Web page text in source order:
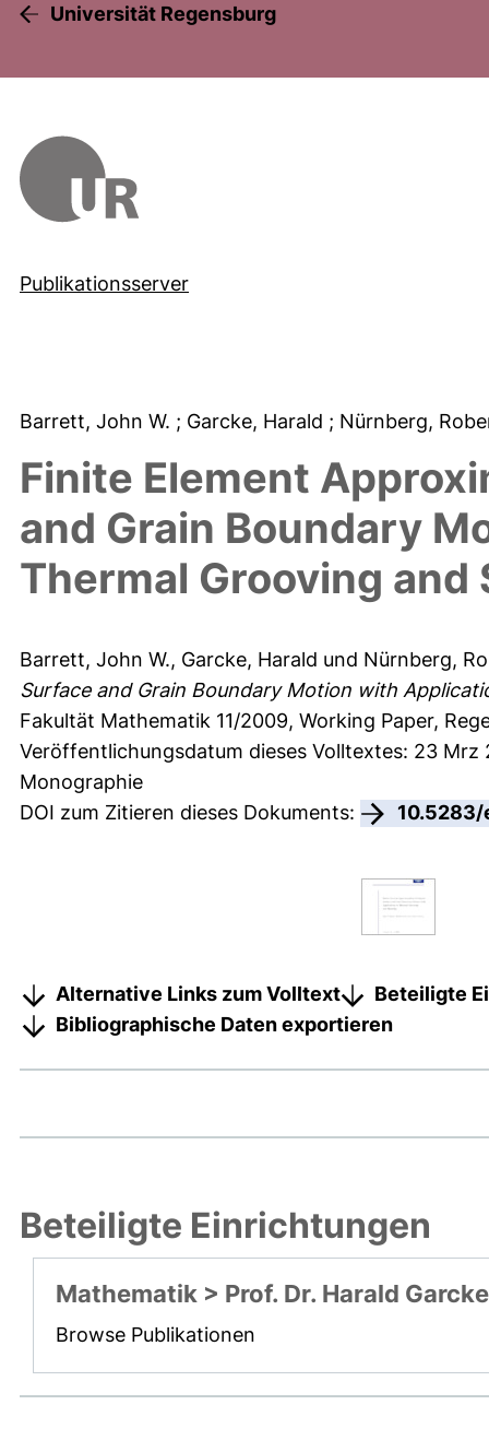
Universität Regensburg
Publikationsserver
Barrett, John W. ; Garcke, Harald ; Nürnberg,
Finite Element
and Grain Boundary
Thermal Grooving and
Barrett, John W., Garcke, Harald und Nürnberg,
Surface and Grain Boundary Motion with
Fakultät Mathematik 11/2009, Working Paper,
Veröffentlichungsdatum dieses Volltextes: 23 Mrz
Monographie
DOI zum Zitieren dieses Dokuments:
10.5283/
Alternative Links zum Volltext
Beteiligte
Bibliographische Daten exportieren
Beteiligte Einrichtungen
Mathematik > Prof. Dr. Harald Garcke
Browse Publikationen